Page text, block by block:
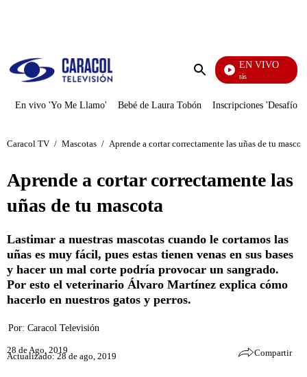
Enviar
EN VIVO
También Caerás
En vivo 'Yo Me Llamo' Bebé de Laura Tobón Inscripciones 'Desafío'
Caracol TV / Mascotas / Aprende a cortar correctamente las uñas de tu
Aprende a cortar correctamente las
uñas de tu mascota
Lastimar a nuestras mascotas cuando le cortamos las
uñas es muy fácil, pues estas tienen venas en sus bases
y hacer un mal corte podría provocar un sangrado.
Por esto el veterinario Álvaro Martínez explica cómo
hacerlo en nuestros gatos y perros.
Por: Caracol Televisión
28 de Ago, 2019
Actualizado: 28 de ago, 2019 Compartir